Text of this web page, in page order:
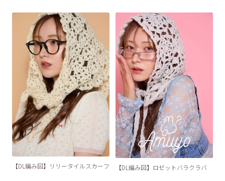
【DL編み図】リリータイルスカーフ 【DL編み図】ロゼットバラクラバ